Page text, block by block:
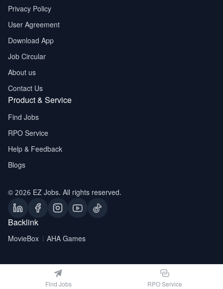
Find Jobs RPO Service
Privacy Policy
User Agreement
Download App
Job Circular
About us
Contact Us
Product & Service
Find Jobs
RPO Service
Help & Feedback
Blogs
Backlink
MovieBox AHA Games
© 2026 EZ Jobs. All rights reserved.